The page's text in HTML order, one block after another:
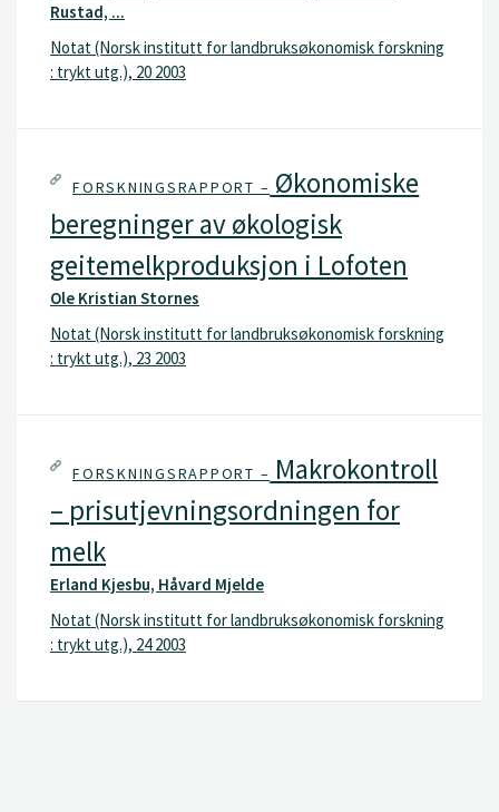
Rustad, ...
Notat (Norsk institutt for landbruksøkonomisk forskning
: trykt utg.), 20 2003
FORSKNINGSRAPPORT – Økonomiske
beregninger av økologisk
geitemelkproduksjon i Lofoten
Ole Kristian Stornes
Notat (Norsk institutt for landbruksøkonomisk forskning
: trykt utg.), 23 2003
FORSKNINGSRAPPORT – Makrokontroll
– prisutjevningsordningen for
melk
Erland Kjesbu, Håvard Mjelde
Notat (Norsk institutt for landbruksøkonomisk forskning
: trykt utg.), 24 2003